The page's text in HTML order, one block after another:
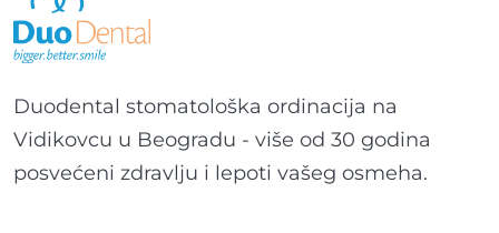
Duodental stomatološka ordinacija na
Vidikovcu u Beogradu - više od 30 godina
posvećeni zdravlju i lepoti vašeg osmeha.